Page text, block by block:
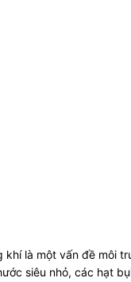
khí là một vấn đề môi
siêu nhỏ, các hạt